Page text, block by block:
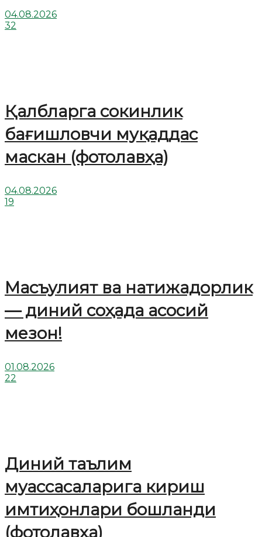
04.08.2026
32
Қалбларга сокинлик
бағишловчи муқаддас
маскан (фотолавҳа)
04.08.2026
19
Масъулият ва натижадорлик
— диний соҳада асосий
мезон!
01.08.2026
22
Диний таълим
муассасаларига кириш
имтиҳонлари бошланди
(фотолавҳа)